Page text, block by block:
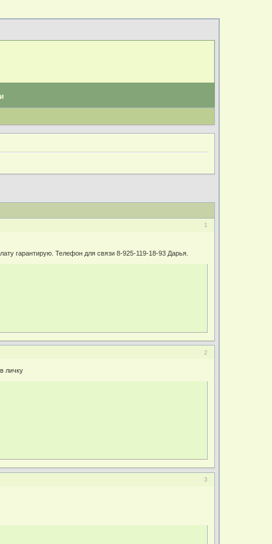
1
гарантирую. Телефон для связи 8-925-119-18-93 Дарья.
2
личку
3